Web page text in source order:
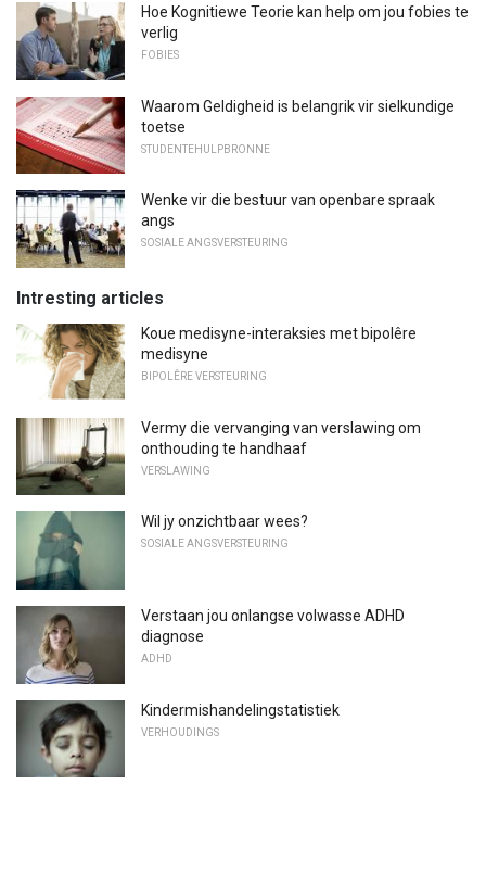
Hoe Kognitiewe Teorie kan help om jou fobies te
verlig
FOBIES
Waarom Geldigheid is belangrik vir sielkundige
toetse
STUDENTEHULPBRONNE
Wenke vir die bestuur van openbare spraak
angs
SOSIALE ANGSVERSTEURING
Intresting articles
Koue medisyne-interaksies met bipolêre
medisyne
BIPOLÊRE VERSTEURING
Vermy die vervanging van verslawing om
onthouding te handhaaf
VERSLAWING
Wil jy onzichtbaar wees?
SOSIALE ANGSVERSTEURING
Verstaan ​​jou onlangse volwasse ADHD
diagnose
ADHD
Kindermishandelingstatistiek
VERHOUDINGS